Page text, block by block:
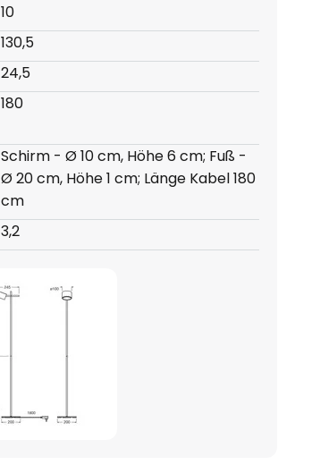
10
130,5
24,5
180
Schirm - Ø 10 cm, Höhe 6 cm; Fuß -
Ø 20 cm, Höhe 1 cm; Länge Kabel 180
cm
3,2